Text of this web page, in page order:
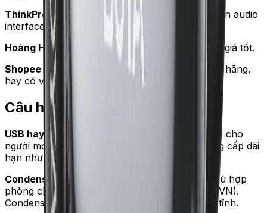
ThinkPro — chuyên thiết bị thu âm, hỗ trợ tư vấn audio
interface.
Hoàng Hà Mobile
— bán Boya và phụ kiện vlog giá tốt.
Shopee Mall
— gian hàng Rode và Shure chính hãng,
hay có voucher mã 10–15%.
Câu hỏi thường gặp
USB hay XLR phù hợp người mới?
USB dễ dùng cho
người mới — cắm là chạy. XLR cho lộ trình nâng cấp dài
hạn nhưng cần đầu tư audio interface.
Condenser hay dynamic tốt hơn?
Dynamic phù hợp
phòng chưa xử lý âm thanh (đa số người dùng VN).
Condenser cần phòng có foam tiêu âm và yên tĩnh.